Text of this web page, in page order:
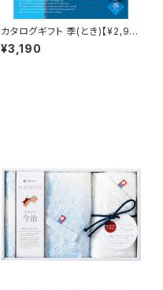
カタログギフト 季(とき)【¥2,90
0コース】Choice Collection
¥3,190